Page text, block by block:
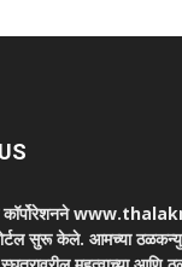
कॉर्पोरेशनने
सुरू केले. आमच्या ठळकन्युज